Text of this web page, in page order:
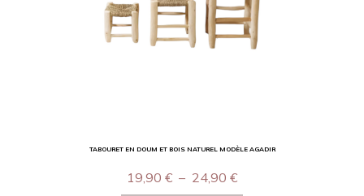
TABOURET EN DOUM ET BOIS NATUREL MODÈLE AGADIR
19,90 € – 24,90 €